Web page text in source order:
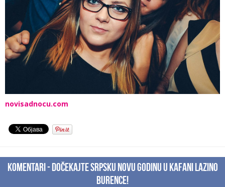
novisadnocu.com
Komentari - Dočekajte Srpsku Novu godinu u kafani Lazino
Burence!